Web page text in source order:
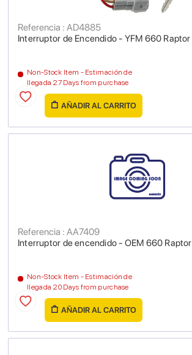
Interruptor de Encendido - YFM 660 Raptor
Referencia : AD4885
Non-Stock Item - Estimación de
llegada 27 Days from purchase
AÑADIR AL CARRITO
Interruptor de encendido - OEM 660 Raptor
Referencia : AA7409
Non-Stock Item - Estimación de
llegada 20 Days from purchase
AÑADIR AL CARRITO